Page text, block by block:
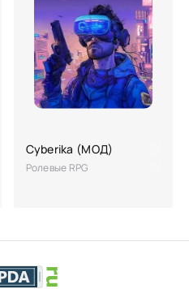
Cyberika (МОД)
Ролевые RPG